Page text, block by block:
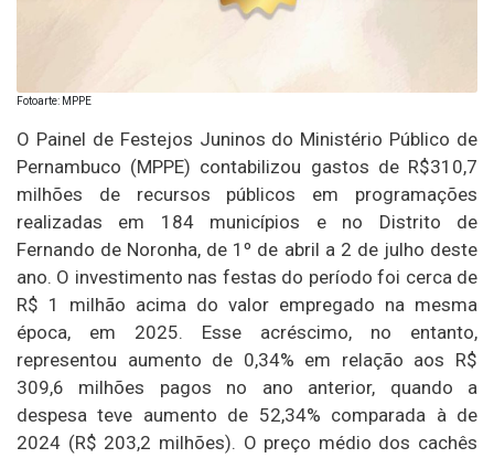
Fotoarte: MPPE
O Painel de Festejos Juninos do Ministério Público de
Pernambuco (MPPE) contabilizou gastos de R$310,7
milhões de recursos públicos em programações
realizadas em 184 municípios e no Distrito de
Fernando de Noronha, de 1º de abril a 2 de julho deste
ano. O investimento nas festas do período foi cerca de
R$ 1 milhão acima do valor empregado na mesma
época, em 2025. Esse acréscimo, no entanto,
representou aumento de 0,34% em relação aos R$
309,6 milhões pagos no ano anterior, quando a
despesa teve aumento de 52,34% comparada à de
2024 (R$ 203,2 milhões). O preço médio dos cachês